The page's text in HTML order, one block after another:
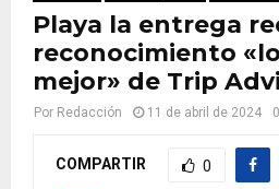
Playa la entrega
reconocimiento
mejor» de Trip
Por Redacción 11 de abril de 2024
COMPARTIR 0